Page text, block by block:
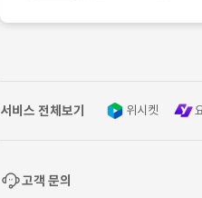
서비스 전체보기 위시켓
고객 문의